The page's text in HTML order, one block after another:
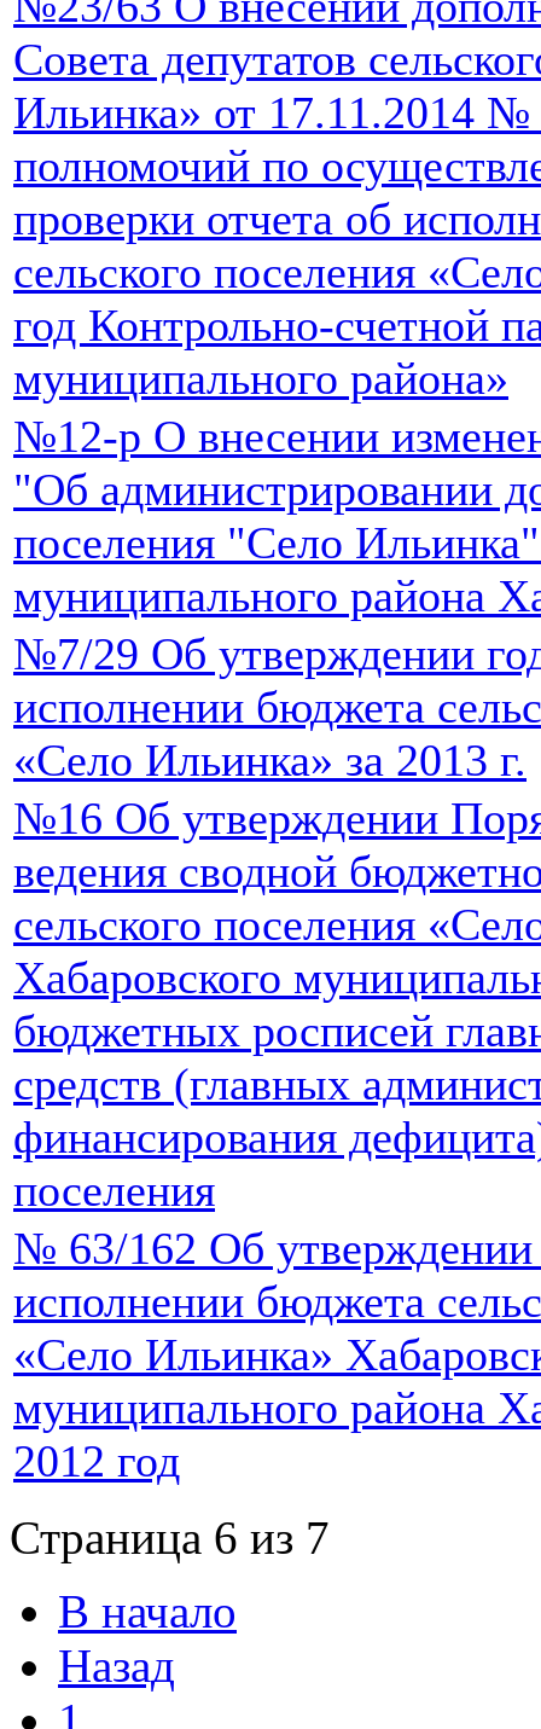
Совета депутатов
Ильинка» от 17.11.2014 №
полномочий по
проверки отчета об
сельского поселения
год Контрольно-счетной
муниципального района»
№12-р О внесении
"Об администрировании
поселения "Село
муниципального района
№7/29 Об утверждении
исполнении бюджета
«Село Ильинка» за 2013 г.
№16 Об утверждении
ведения сводной
сельского поселения
Хабаровского
бюджетных росписей
средств (главных
финансирования
поселения
№ 63/162 Об утверждении
исполнении бюджета
«Село Ильинка»
муниципального района
2012 год
Страница 6 из 7
В начало
Назад